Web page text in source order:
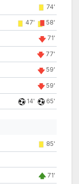
74'
47' 58'
71'
77'
59'
59'
14' 65'
85'
71'